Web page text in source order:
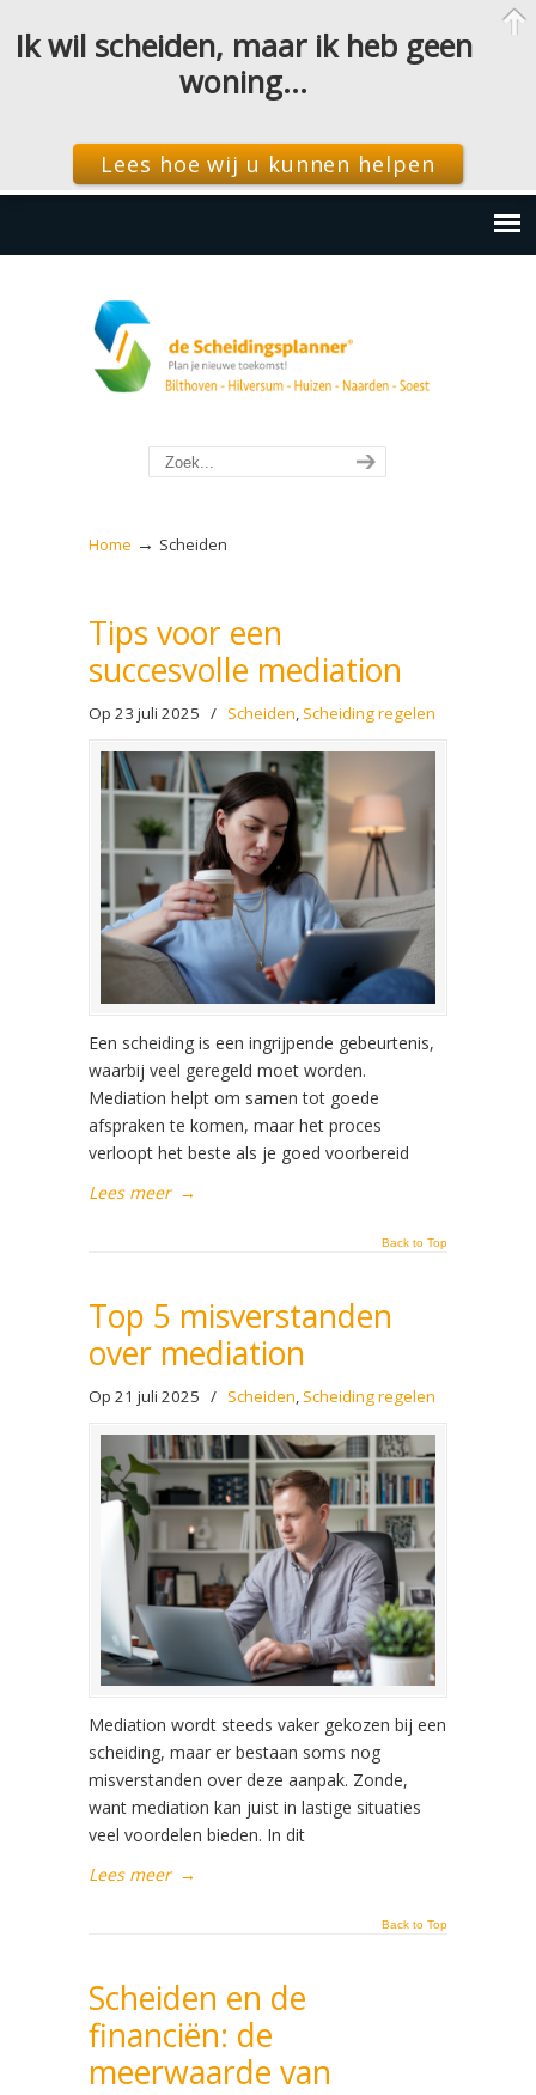
Home → Scheiden
Tips voor een
succesvolle mediation
Op 23 juli 2025 / Scheiden, Scheiding regelen
Een scheiding is een ingrijpende gebeurtenis,
waarbij veel geregeld moet worden.
Mediation helpt om samen tot goede
afspraken te komen, maar het proces
verloopt het beste als je goed voorbereid
Lees meer →
Back to Top
Top 5 misverstanden
over mediation
Op 21 juli 2025 / Scheiden, Scheiding regelen
Mediation wordt steeds vaker gekozen bij een
scheiding, maar er bestaan soms nog
misverstanden over deze aanpak. Zonde,
want mediation kan juist in lastige situaties
veel voordelen bieden. In dit
Lees meer →
Back to Top
Scheiden en de
financiën: de
meerwaarde van
Ik wil scheiden, maar ik heb geen
woning…
Lees hoe wij u kunnen helpen